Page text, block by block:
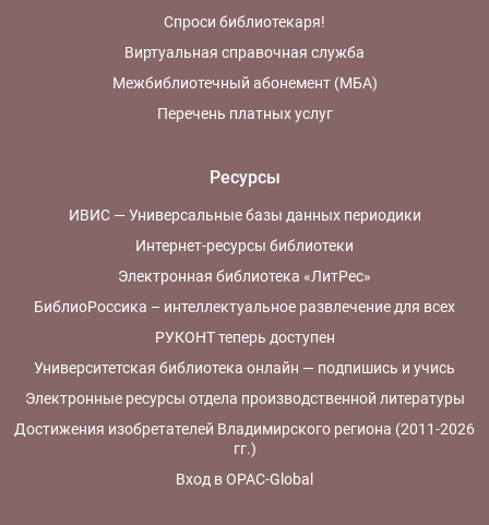
Спроси библиотекаря!
Виртуальная справочная служба
Межбиблиотечный абонемент (МБА)
Перечень платных услуг
Ресурсы
ИВИС — Универсальные базы данных периодики
Интернет-ресурсы библиотеки
Электронная библиотека «ЛитРес»
БиблиоРоссика – интеллектуальное развлечение для всех
РУКОНТ теперь доступен
Университетская библиотека онлайн — подпишись и учись
Электронные ресурсы отдела производственной литературы
Достижения изобретателей Владимирского региона (2011-2026
гг.)
Вход в OPAC-Global